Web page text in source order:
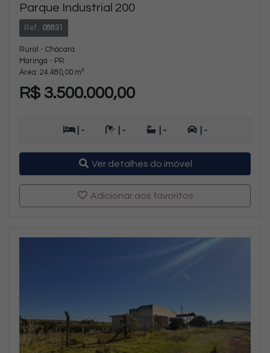
Parque Industrial 200
Ref.: 08831
Rural - Chácara
Maringá - PR
Área: 24.480,00 m²
R$ 3.500.000,00
| - | - | - | -
Ver detalhes do imóvel
Adicionar aos favoritos